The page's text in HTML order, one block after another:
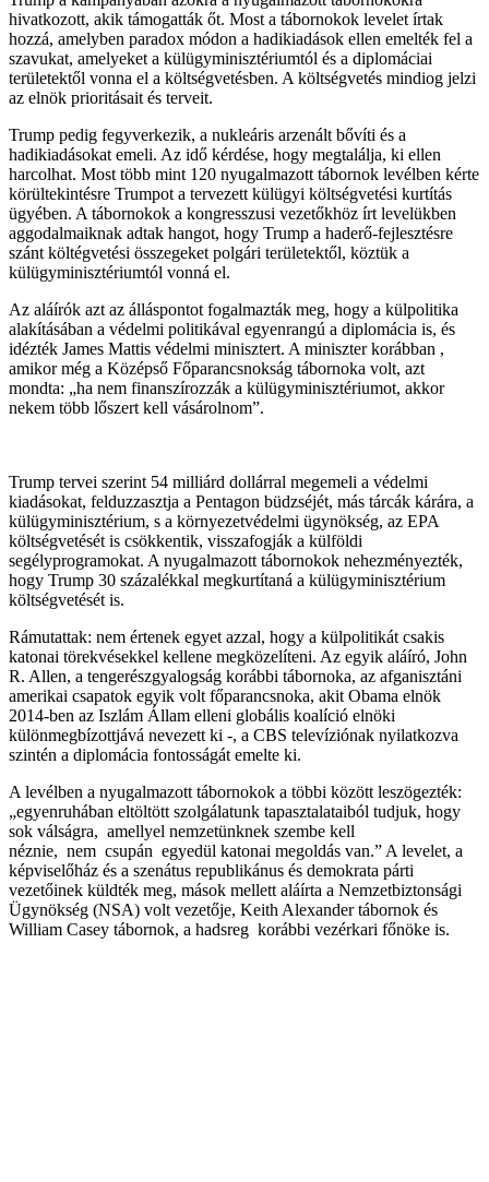
hivatkozott, akik támogatták őt. Most a tábornokok levelet írtak
hozzá, amelyben paradox módon a hadikiadások ellen emelték fel a
szavukat, amelyeket a külügyminisztériumtól és a diplomáciai
területektől vonna el a költségvetésben. A költségvetés mindiog jelzi
az elnök prioritásait és terveit.
Trump pedig fegyverkezik, a nukleáris arzenált bővíti és a
hadikiadásokat emeli. Az idő kérdése, hogy megtalálja, ki ellen
harcolhat. Most több mint 120 nyugalmazott tábornok levélben kérte
körültekintésre Trumpot a tervezett külügyi költségvetési kurtítás
ügyében. A tábornokok a kongresszusi vezetőkhöz írt levelükben
aggodalmaiknak adtak hangot, hogy Trump a haderő-fejlesztésre
szánt költégvetési összegeket polgári területektől, köztük a
külügyminisztériumtól vonná el.
Az aláírók azt az álláspontot fogalmazták meg, hogy a külpolitika
alakításában a védelmi politikával egyenrangú a diplomácia is, és
idézték James Mattis védelmi minisztert. A miniszter korábban ,
amikor még a Középső Főparancsnokság tábornoka volt, azt
mondta: „ha nem finanszírozzák a külügyminisztériumot, akkor
nekem több lőszert kell vásárolnom”.
Trump tervei szerint 54 milliárd dollárral megemeli a védelmi
kiadásokat, felduzzasztja a Pentagon büdzséjét, más tárcák kárára, a
külügyminisztérium, s a környezetvédelmi ügynökség, az EPA
költségvetését is csökkentik, visszafogják a külföldi
segélyprogramokat. A nyugalmazott tábornokok nehezményezték,
hogy Trump 30 százalékkal megkurtítaná a külügyminisztérium
költségvetését is.
Rámutattak: nem értenek egyet azzal, hogy a külpolitikát csakis
katonai törekvésekkel kellene megközelíteni. Az egyik aláíró, John
R. Allen, a tengerészgyalogság korábbi tábornoka, az afganisztáni
amerikai csapatok egyik volt főparancsnoka, akit Obama elnök
2014-ben az Iszlám Állam elleni globális koalíció elnöki
különmegbízottjává nevezett ki -, a CBS televíziónak nyilatkozva
szintén a diplomácia fontosságát emelte ki.
A levélben a nyugalmazott tábornokok a többi között leszögezték:
„egyenruhában eltöltött szolgálatunk tapasztalataiból tudjuk, hogy
sok válságra, amellyel nemzetünknek szembe kell
néznie, nem csupán egyedül katonai megoldás van.” A levelet, a
képviselőház és a szenátus republikánus és demokrata párti
vezetőinek küldték meg, mások mellett aláírta a Nemzetbiztonsági
Ügynökség (NSA) volt vezetője, Keith Alexander tábornok és
William Casey tábornok, a hadsreg korábbi vezérkari főnöke is.